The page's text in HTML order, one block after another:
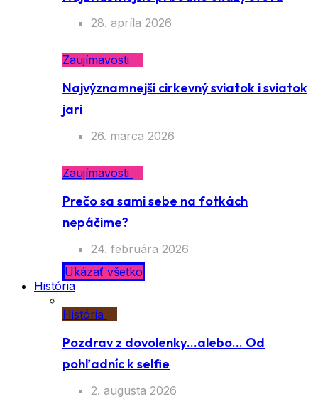
28. apríla 2026
Zaujímavosti
Najvýznamnejší cirkevný sviatok i sviatok
jari
26. marca 2026
Zaujímavosti
Prečo sa sami sebe na fotkách
nepáčime?
24. februára 2026
Ukázať všetko
História
História
Pozdrav z dovolenky…alebo… Od
pohľadníc k selfie
2. augusta 2026